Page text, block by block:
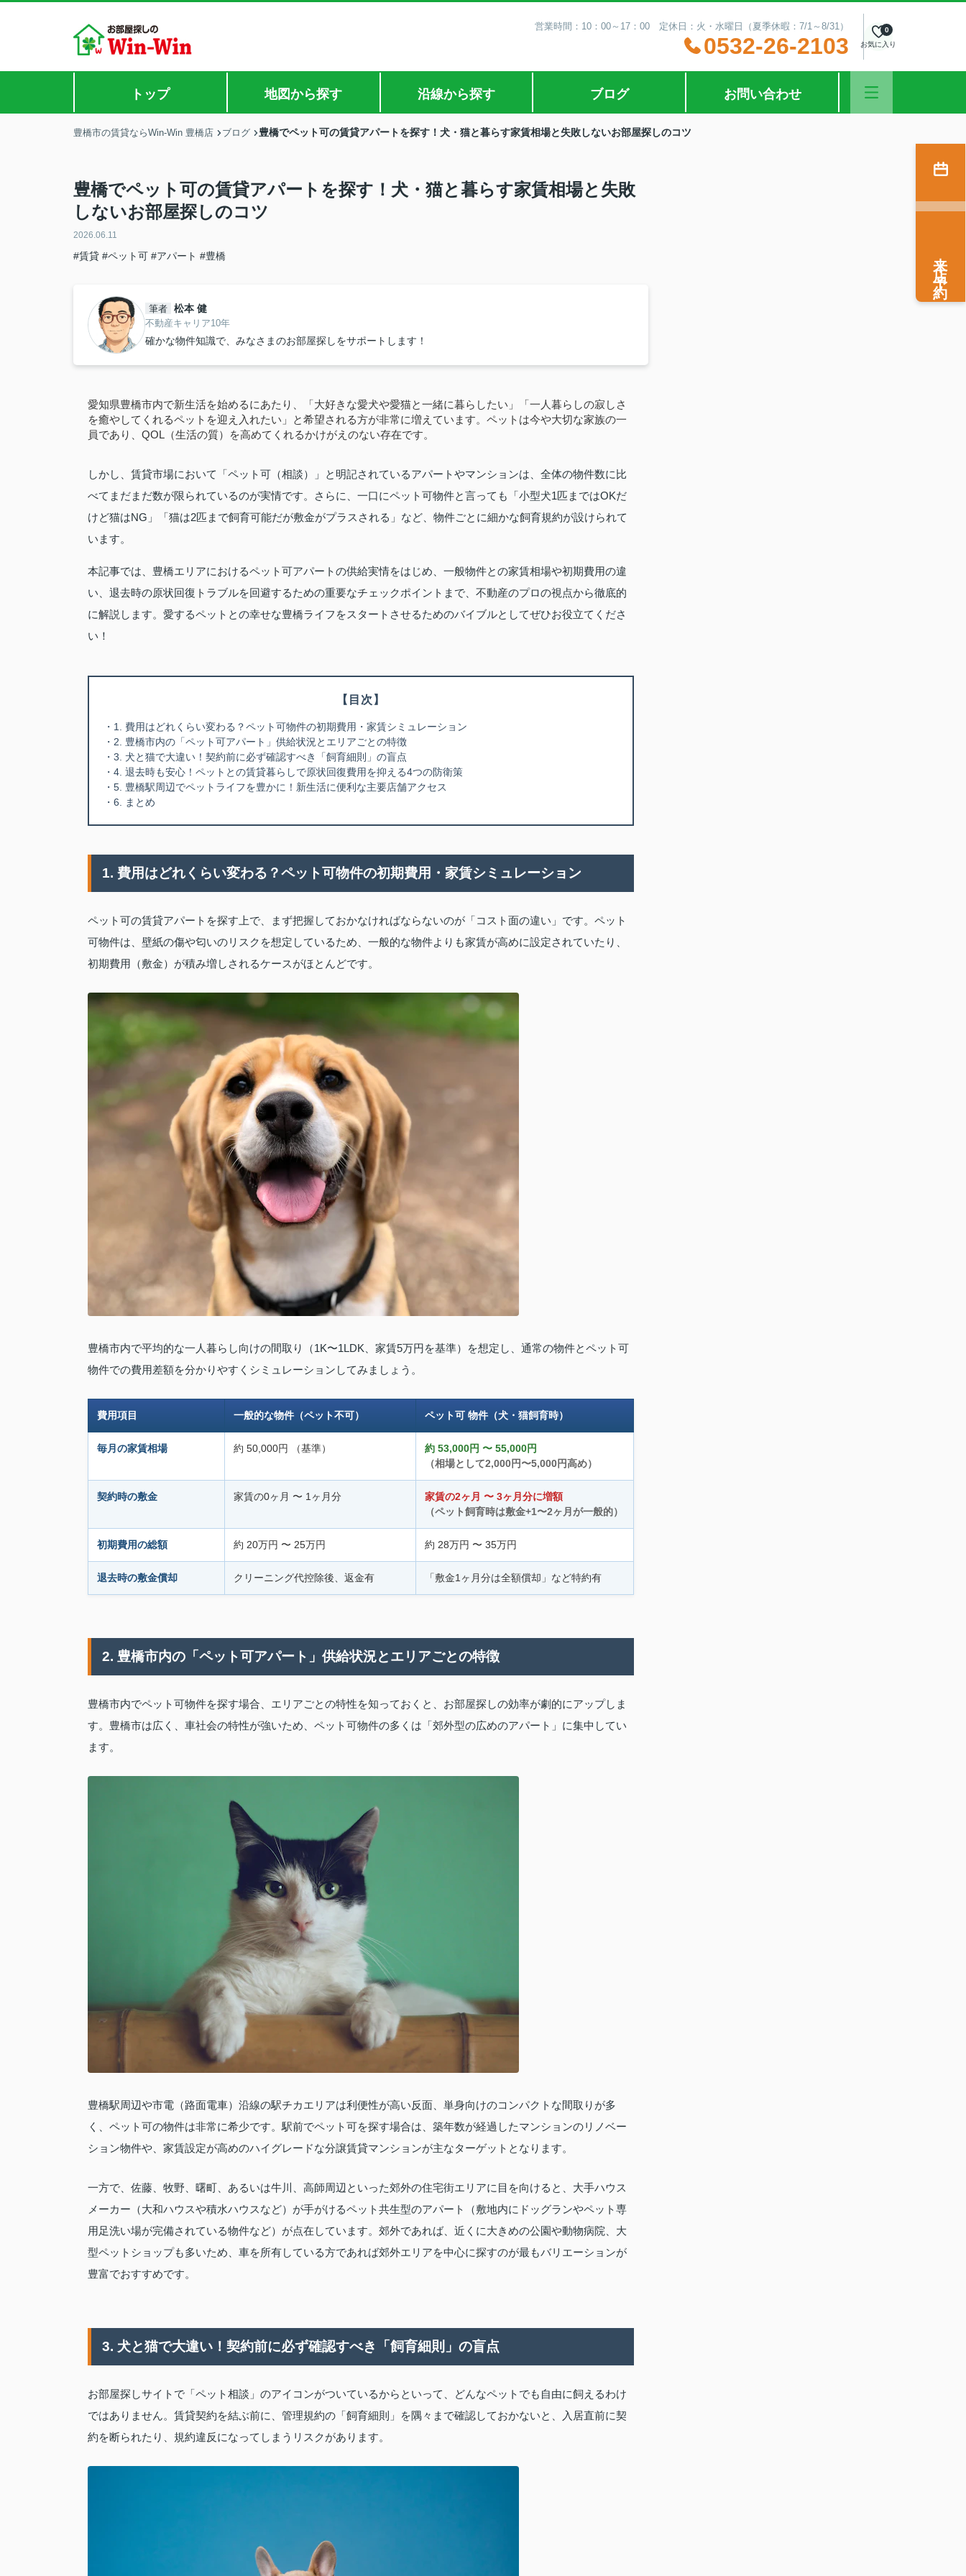
営業時間：10：00～17：00 定休日：火・水曜日（夏季休暇：7/1～8/31）
0532-26-2103 お気に入り
0
トップ 地図から探す 沿線から探す ブログ お問い合わせ
豊橋市の賃貸ならWin-Win 豊橋店 ブログ 豊橋でペット可の賃貸アパートを探す！犬・猫と暮らす家賃相場と失敗しないお部屋探しのコツ
豊橋でペット可の賃貸アパートを探す！犬・猫と暮らす家賃相場と失敗
しないお部屋探しのコツ
2026.06.11
#賃貸 #ペット可 #アパート #豊橋
筆者 松本 健
不動産キャリア10年
確かな物件知識で、みなさまのお部屋探しをサポートします！
愛知県豊橋市内で新生活を始めるにあたり、「大好きな愛犬や愛猫と一緒に暮らしたい」「一人暮らしの寂しさ
を癒やしてくれるペットを迎え入れたい」と希望される方が非常に増えています。ペットは今や大切な家族の一
員であり、QOL（生活の質）を高めてくれるかけがえのない存在です。
しかし、賃貸市場において「ペット可（相談）」と明記されているアパートやマンションは、全体の物件数に比
べてまだまだ数が限られているのが実情です。さらに、一口にペット可物件と言っても「小型犬1匹まではOKだ
けど猫はNG」「猫は2匹まで飼育可能だが敷金がプラスされる」など、物件ごとに細かな飼育規約が設けられて
います。
本記事では、豊橋エリアにおけるペット可アパートの供給実情をはじめ、一般物件との家賃相場や初期費用の違
い、退去時の原状回復トラブルを回避するための重要なチェックポイントまで、不動産のプロの視点から徹底的
に解説します。愛するペットとの幸せな豊橋ライフをスタートさせるためのバイブルとしてぜひお役立てくださ
い！
【目次】
・1. 費用はどれくらい変わる？ペット可物件の初期費用・家賃シミュレーション
・2. 豊橋市内の「ペット可アパート」供給状況とエリアごとの特徴
・3. 犬と猫で大違い！契約前に必ず確認すべき「飼育細則」の盲点
・4. 退去時も安心！ペットとの賃貸暮らしで原状回復費用を抑える4つの防衛策
・5. 豊橋駅周辺でペットライフを豊かに！新生活に便利な主要店舗アクセス
・6. まとめ
1. 費用はどれくらい変わる？ペット可物件の初期費用・家賃シミュレーション
ペット可の賃貸アパートを探す上で、まず把握しておかなければならないのが「コスト面の違い」です。ペット
可物件は、壁紙の傷や匂いのリスクを想定しているため、一般的な物件よりも家賃が高めに設定されていたり、
初期費用（敷金）が積み増しされるケースがほとんどです。
豊橋市内で平均的な一人暮らし向けの間取り（1K〜1LDK、家賃5万円を基準）を想定し、通常の物件とペット可
物件での費用差額を分かりやすくシミュレーションしてみましょう。
費用項目 一般的な物件（ペット不可） ペット可 物件（犬・猫飼育時）
毎月の家賃相場 約 50,000円 （基準）
約 53,000円 〜 55,000円
（相場として2,000円〜5,000円高め）
契約時の敷金 家賃の0ヶ月 〜 1ヶ月分
家賃の2ヶ月 〜 3ヶ月分に増額
（ペット飼育時は敷金+1〜2ヶ月が一般的）
初期費用の総額 約 20万円 〜 25万円 約 28万円 〜 35万円
退去時の敷金償却 クリーニング代控除後、返金有 「敷金1ヶ月分は全額償却」など特約有
2. 豊橋市内の「ペット可アパート」供給状況とエリアごとの特徴
豊橋市内でペット可物件を探す場合、エリアごとの特性を知っておくと、お部屋探しの効率が劇的にアップしま
す。豊橋市は広く、車社会の特性が強いため、ペット可物件の多くは「郊外型の広めのアパート」に集中してい
ます。
豊橋駅周辺や市電（路面電車）沿線の駅チカエリアは利便性が高い反面、単身向けのコンパクトな間取りが多
く、ペット可の物件は非常に希少です。駅前でペット可を探す場合は、築年数が経過したマンションのリノベー
ション物件や、家賃設定が高めのハイグレードな分譲賃貸マンションが主なターゲットとなります。
一方で、佐藤、牧野、曙町、あるいは牛川、高師周辺といった郊外の住宅街エリアに目を向けると、大手ハウス
メーカー（大和ハウスや積水ハウスなど）が手がけるペット共生型のアパート（敷地内にドッグランやペット専
用足洗い場が完備されている物件など）が点在しています。郊外であれば、近くに大きめの公園や動物病院、大
型ペットショップも多いため、車を所有している方であれば郊外エリアを中心に探すのが最もバリエーションが
豊富でおすすめです。
3. 犬と猫で大違い！契約前に必ず確認すべき「飼育細則」の盲点
お部屋探しサイトで「ペット相談」のアイコンがついているからといって、どんなペットでも自由に飼えるわけ
ではありません。賃貸契約を結ぶ前に、管理規約の「飼育細則」を隅々まで確認しておかないと、入居直前に契
約を断られたり、規約違反になってしまうリスクがあります。
来店予約